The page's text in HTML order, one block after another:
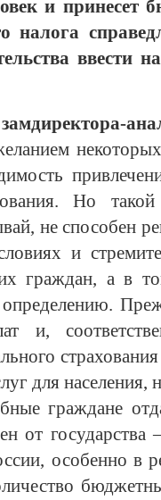
и принесет
налога
ввести
Но
не способен
и
граждан, а в
и,
для населения,
граждане
от
особенно в